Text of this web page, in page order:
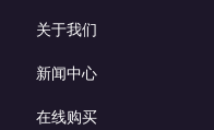
关于我们
新闻中心
在线购买